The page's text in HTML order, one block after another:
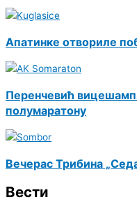
Апатинке отвориле
Перенчевић
полумаратону
Вечерас Трибина
Вести